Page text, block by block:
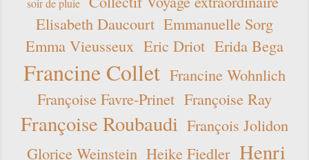
soir de pluie
Elisabeth Daucourt Emmanuelle Sorg
Emma Vieusseux Eric Driot Erida Bega
Francine Collet Francine Wohnlich
Françoise Favre-Prinet Françoise Ray
Françoise Roubaudi François Jolidon
Glorice Weinstein Heike Fiedler Henri